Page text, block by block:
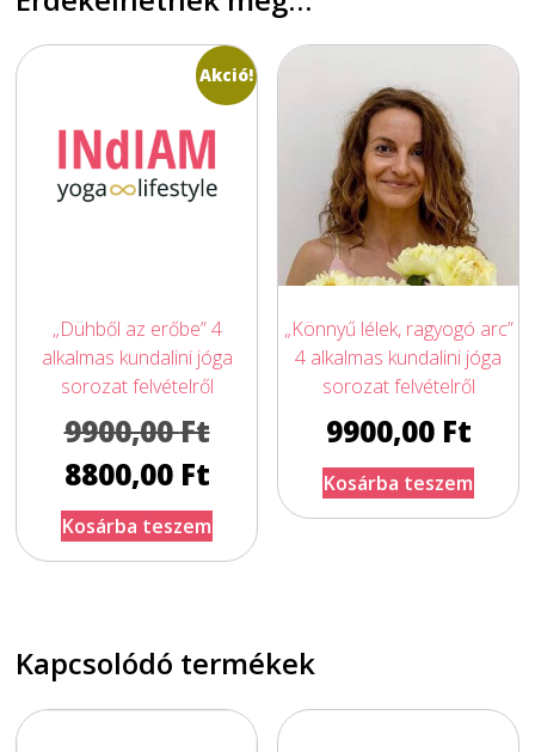
Akció!
„Dühből az erőbe” 4
alkalmas kundalini jóga
sorozat felvételről
9900,00FtOriginal
price
was:
9900,00 Ft.
8800,00 FtCurrent
price
is:
Kosárba teszem
„Könnyű lélek, ragyogó arc”
4 alkalmas kundalini jóga
sorozat felvételről
9900,00 Ft
Kosárba teszem
Kapcsolódó termékek